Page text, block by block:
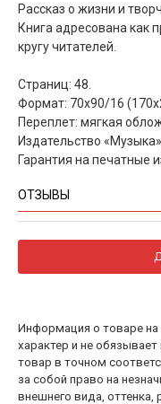
Рассказ о жизни и
Книга адресована как
кругу читателей.
Страниц: 48.
Формат: 70х90/16
Переплет: мягкая
Издательство
Гарантия на печатные
ОТЗЫВЫ
Информация о товаре на
характер и не
товар в точном
за собой право на
внешнего вида, оттенка,